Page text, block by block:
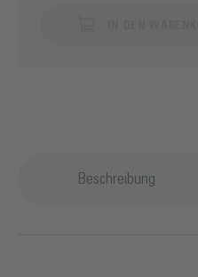
Beschreibung